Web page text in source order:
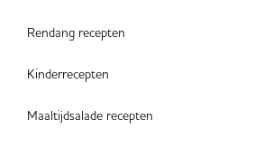
Rendang recepten
Kinderrecepten
Maaltijdsalade recepten